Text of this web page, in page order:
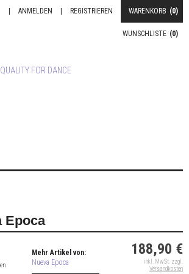
WARENKORB (0)
REGISTRIEREN
ANMELDEN
WUNSCHLISTE (0)
Epoca
Mehr Artikel von:
Nueva Epoca
188,90 €
inkl. MwSt. zzgl.
Versandkosten